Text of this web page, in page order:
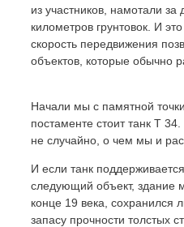
из участников, намотали за
километров грунтовок. И
скорость передвижения
объектов, которые обычно
Начали мы с памятной
постаменте стоит танк Т
не случайно, о чем мы и
И если танк
следующий объект, здание
конце 19 века, сохранился
запасу прочности толстых